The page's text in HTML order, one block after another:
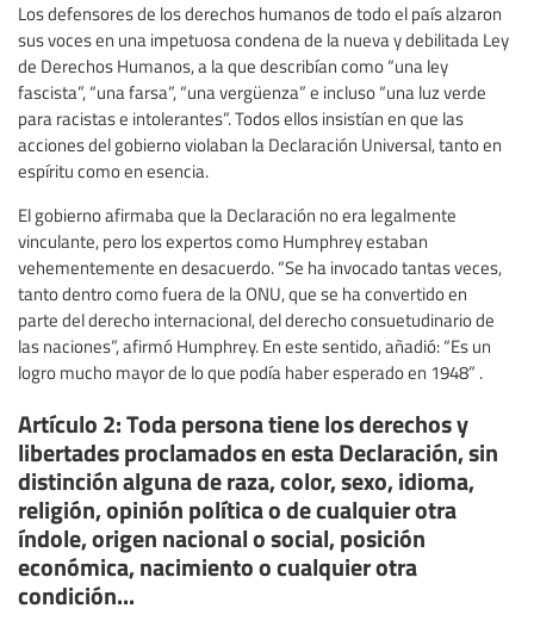
Los defensores de los derechos humanos de todo el país alzaron
sus voces en una impetuosa condena de la nueva y debilitada Ley
de Derechos Humanos, a la que describían como “una ley
fascista”, “una farsa”, “una vergüenza” e incluso “una luz verde
para racistas e intolerantes”. Todos ellos insistían en que las
acciones del gobierno violaban la Declaración Universal, tanto en
espíritu como en esencia.
El gobierno afirmaba que la Declaración no era legalmente
vinculante, pero los expertos como Humphrey estaban
vehementemente en desacuerdo. “Se ha invocado tantas veces,
tanto dentro como fuera de la ONU, que se ha convertido en
parte del derecho internacional, del derecho consuetudinario de
las naciones”, afirmó Humphrey. En este sentido, añadió: “Es un
logro mucho mayor de lo que podía haber esperado en 1948” .
Artículo 2: Toda persona tiene los derechos y
libertades proclamados en esta Declaración, sin
distinción alguna de raza, color, sexo, idioma,
religión, opinión política o de cualquier otra
índole, origen nacional o social, posición
económica, nacimiento o cualquier otra
condición...